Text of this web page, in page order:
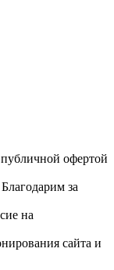
офертой
за
на
сайта и